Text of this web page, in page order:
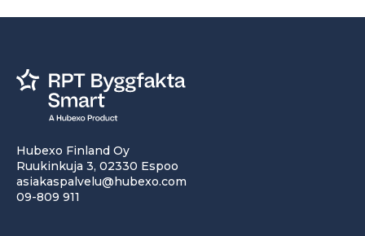
Hubexo Finland Oy
Ruukinkuja 3, 02330 Espoo
asiakaspalvelu@hubexo.com
09-809 911